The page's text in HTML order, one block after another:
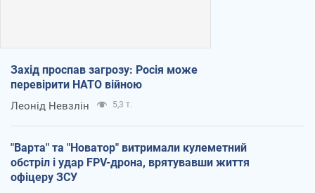
Захід проспав загрозу: Росія може
перевірити НАТО війною
Леонід Невзлін 5,3 т.
"Варта" та "Новатор" витримали кулеметний
обстріл і удар FPV-дрона, врятувавши життя
офіцеру ЗСУ